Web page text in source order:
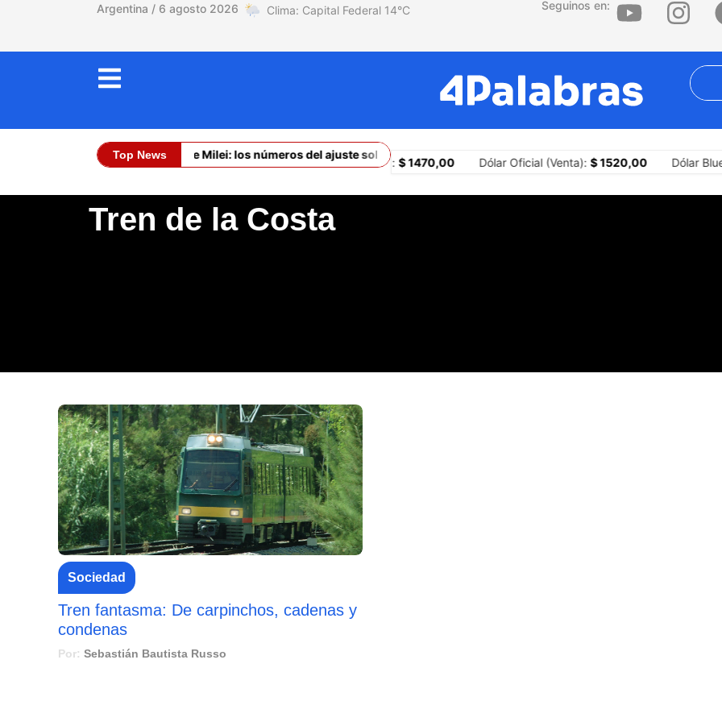
Argentina / 6 agosto 2026 14°C Seguinos en:
Top News
La asfixia de Milei: los números del ajuste sobre los territorios ¿Por qué la agresión es una estrategia
Dólar Oficial (Compra):$ 1470,00 Dólar Oficial (Venta):$ 1520,00 Dólar
Tren de la Costa
Sociedad
Tren fantasma: De carpinchos, cadenas y
condenas
Por: Sebastián Bautista Russo